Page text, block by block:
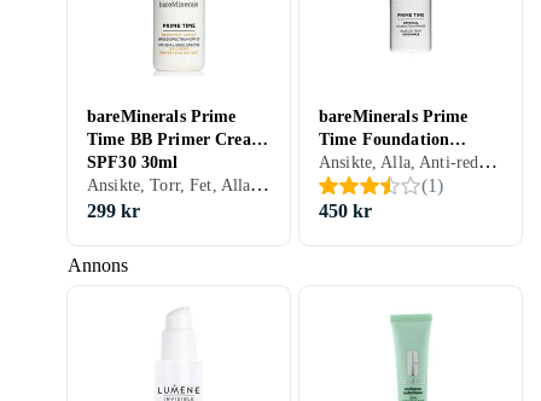
Annons
bareMinerals Prime
Time BB Primer Cream
SPF30 30ml
Ansikte, Torr, Fet, Alla, Mogen, Anti-redness, Mjukgörande, Lyster, Solskydd, Porminimering, Kräm
299 kr
bareMinerals Prime
Time Foundation
Primer 30ml
Ansikte, Alla, Anti-redness, Mjukgörande, Återfuktande, Lyster, Solskydd, Färgkorrigering, Silikonfri, Porminimering, Gel
(1)
450 kr